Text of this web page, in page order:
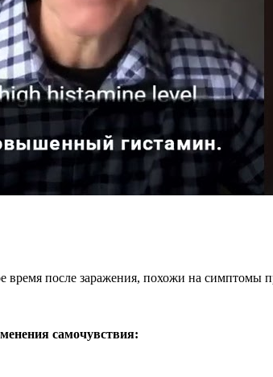
время после заражения, похожи на симптомы
самочувствия: